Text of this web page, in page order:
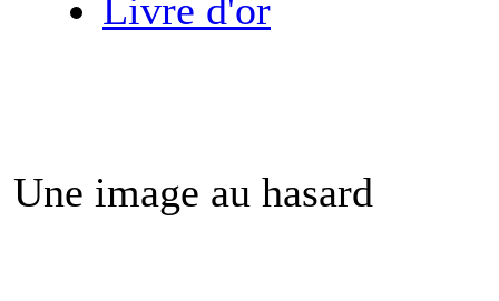
Livre d'or
Une image au hasard